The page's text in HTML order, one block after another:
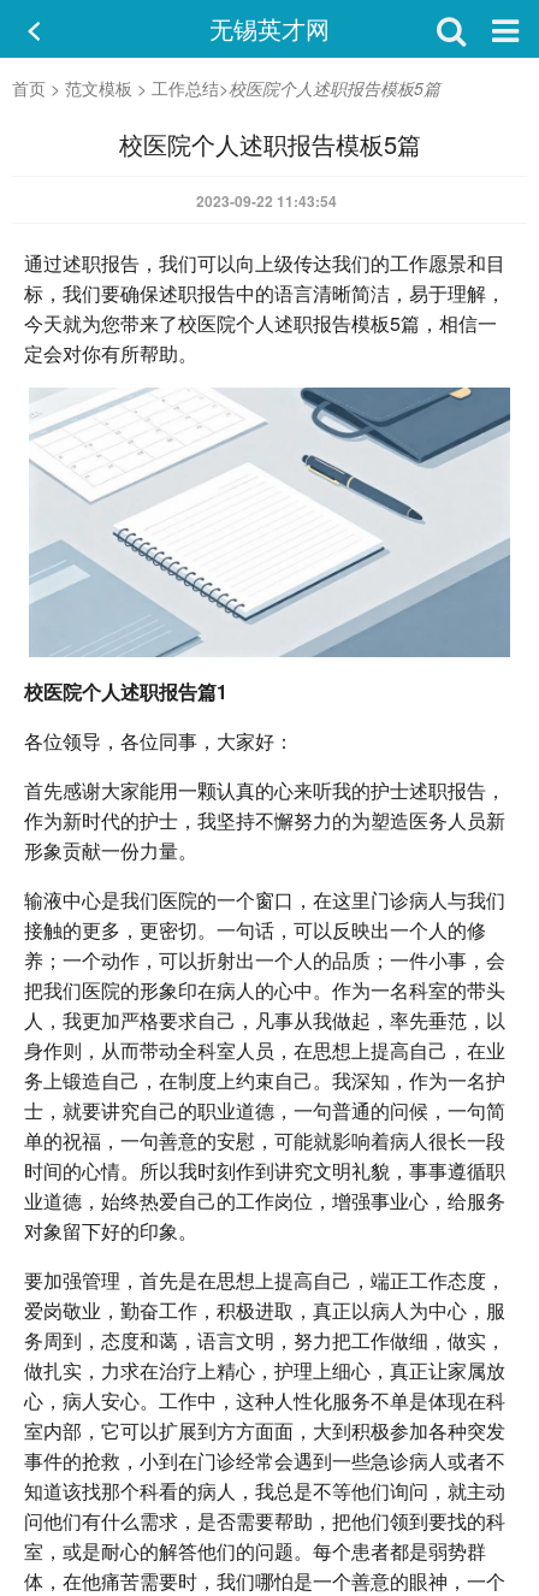
无锡英才网
首页 > 范文模板 > 工作总结>校医院个人述职报告模板5篇
校医院个人述职报告模板5篇
2023-09-22 11:43:54
通过述职报告，我们可以向上级传达我们的工作愿景和目
标，我们要确保述职报告中的语言清晰简洁，易于理解，
今天就为您带来了校医院个人述职报告模板5篇，相信一
定会对你有所帮助。
校医院个人述职报告篇1
各位领导，各位同事，大家好：
首先感谢大家能用一颗认真的心来听我的护士述职报告，
作为新时代的护士，我坚持不懈努力的为塑造医务人员新
形象贡献一份力量。
输液中心是我们医院的一个窗口，在这里门诊病人与我们
接触的更多，更密切。一句话，可以反映出一个人的修
养；一个动作，可以折射出一个人的品质；一件小事，会
把我们医院的形象印在病人的心中。作为一名科室的带头
人，我更加严格要求自己，凡事从我做起，率先垂范，以
身作则，从而带动全科室人员，在思想上提高自己，在业
务上锻造自己，在制度上约束自己。我深知，作为一名护
士，就要讲究自己的职业道德，一句普通的问候，一句简
单的祝福，一句善意的安慰，可能就影响着病人很长一段
时间的心情。所以我时刻作到讲究文明礼貌，事事遵循职
业道德，始终热爱自己的工作岗位，增强事业心，给服务
对象留下好的印象。
要加强管理，首先是在思想上提高自己，端正工作态度，
爱岗敬业，勤奋工作，积极进取，真正以病人为中心，服
务周到，态度和蔼，语言文明，努力把工作做细，做实，
做扎实，力求在治疗上精心，护理上细心，真正让家属放
心，病人安心。工作中，这种人性化服务不单是体现在科
室内部，它可以扩展到方方面面，大到积极参加各种突发
事件的抢救，小到在门诊经常会遇到一些急诊病人或者不
知道该找那个科看的病人，我总是不等他们询问，就主动
问他们有什么需求，是否需要帮助，把他们领到要找的科
室，或是耐心的解答他们的问题。每个患者都是弱势群
体，在他痛苦需要时，我们哪怕是一个善意的眼神，一个